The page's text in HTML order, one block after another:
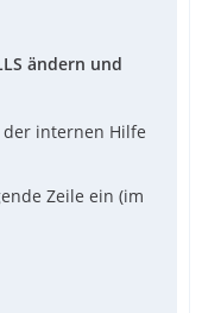
ändern und
der internen Hilfe
Zeile ein (im